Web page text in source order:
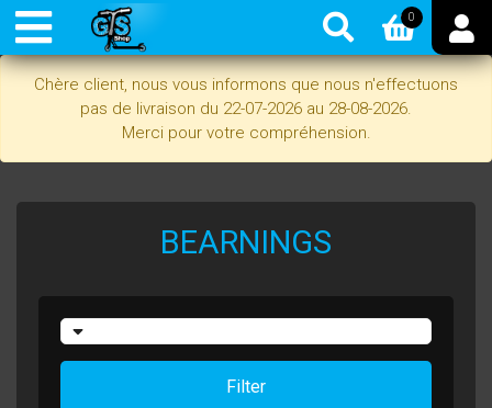
Chère client, nous vous informons que nous n'effectuons
pas de livraison du 22-07-2026 au 28-08-2026.
Merci pour votre compréhension.
0
BEARNINGS
Filter